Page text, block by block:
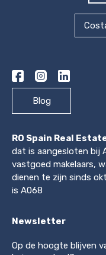
Blog
RO Spain Real
dat is aangesloten bij
vastgoed makelaars,
dienen te zijn sinds
is A068
Newsletter
Op de hoogte blijven